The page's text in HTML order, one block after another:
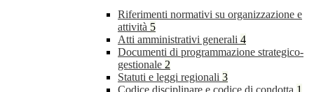
Riferimenti normativi su organizzazione e
attività 5
Atti amministrativi generali 4
Documenti di programmazione strategico-
gestionale 2
Statuti e leggi regionali 3